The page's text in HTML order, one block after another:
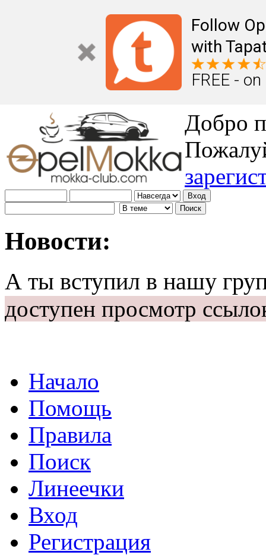
Follow
with
FREE -
Добро
Новости:
А ты вступил в нашу
доступен просмотр
Начало
Помощь
Правила
Поиск
Линеечки
Вход
Регистрация